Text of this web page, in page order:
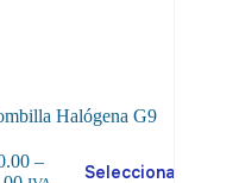
Halógena G9
–
Seleccionar